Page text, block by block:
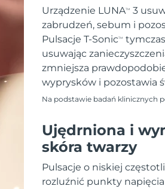
Urządzenie LUNATM
3
zabrudzeń, sebum i
Pulsacje T-SonicTM
usuwając
zmniejsza
wyprysków i pozostawia
Na podstawie badań klinicznych
Ujędrniona i
skóra twarzy
Pulsacje o niskiej
rozluźnić punkty